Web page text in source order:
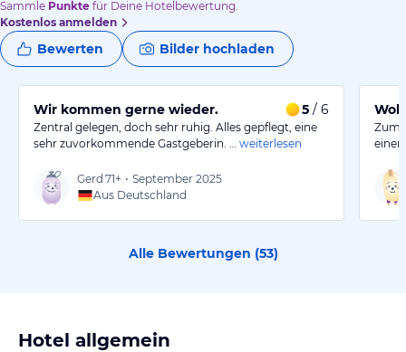
Sammle Punkte für Deine Hotelbewertung.
Kostenlos anmelden
Bewerten Bilder hochladen
Wir kommen gerne wieder. 5 / 6
Zentral gelegen, doch sehr ruhig. Alles gepflegt, eine
sehr zuvorkommende Gastgeberin. …
weiterlesen
Gerd 71+ • September 2025
Aus Deutschland
Zum
Alle Bewertungen (53)
Hotel allgemein